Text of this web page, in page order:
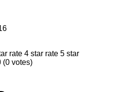
rate 4 star rate 5 star
(0 votes)